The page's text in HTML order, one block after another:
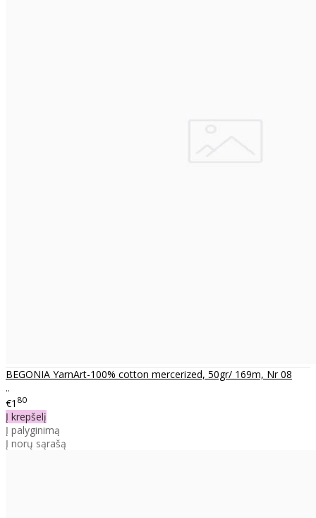
BEGONIA YarnArt-100% cotton mercerized, 50gr/ 169m, Nr 08
..
€1 80
Į krepšelį
Į palyginimą
Į norų sąrašą